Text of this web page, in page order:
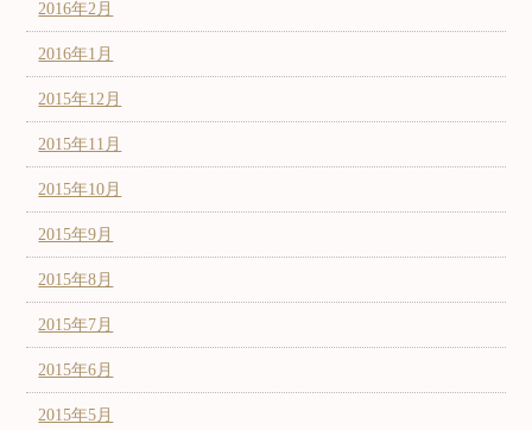
2016年2月
2016年1月
2015年12月
2015年11月
2015年10月
2015年9月
2015年8月
2015年7月
2015年6月
2015年5月